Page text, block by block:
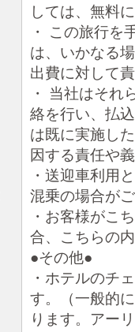
しては、無料
・ この旅行を
は、いかなる
出費に対して
・ 当社はそれ
絡を行い、払
は既に実施し
因する責任や
・送迎車利用
混乗の場合が
・お客様がこ
合、こちらの
●その他●
・ホテルのチ
す。（一般的
ります。アー